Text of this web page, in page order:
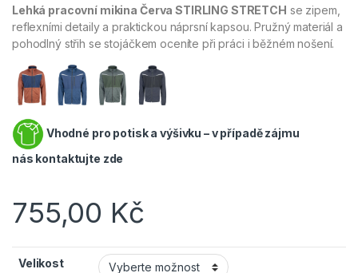
Lehká pracovní mikina Červa STIRLING STRETCH se zipem,
reflexními detaily a praktickou náprsní kapsou. Pružný materiál a
pohodlný střih se stojáčkem oceníte při práci i běžném nošení.
Vhodné pro potisk a výšivku – v případě zájmu
nás kontaktujte zde
755,00 Kč
Velikost